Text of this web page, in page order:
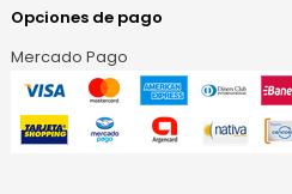
Opciones de pago
Mercado Pago